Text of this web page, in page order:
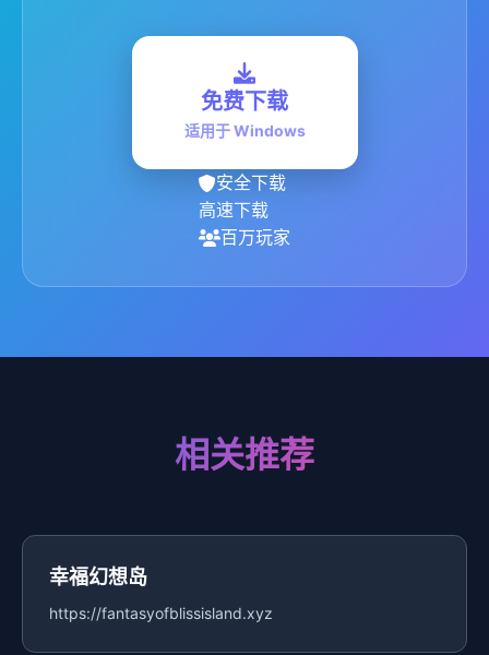
免费下载
适用于 Windows
安全下载
高速下载
百万玩家
相关推荐
幸福幻想岛
https://fantasyofblissisland.xyz